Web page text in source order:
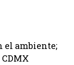
el ambiente;